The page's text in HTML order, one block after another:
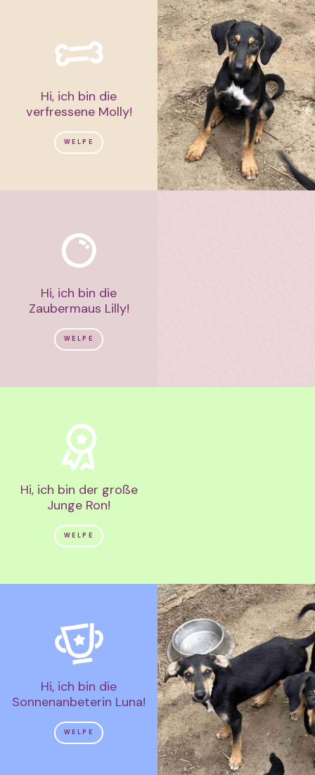
Hi, ich bin die
verfressene Molly!
WELPE
Hi, ich bin die
Zaubermaus Lilly!
WELPE
Hi, ich bin der große
Junge Ron!
WELPE
Hi, ich bin die
Sonnenanbeterin Luna!
WELPE